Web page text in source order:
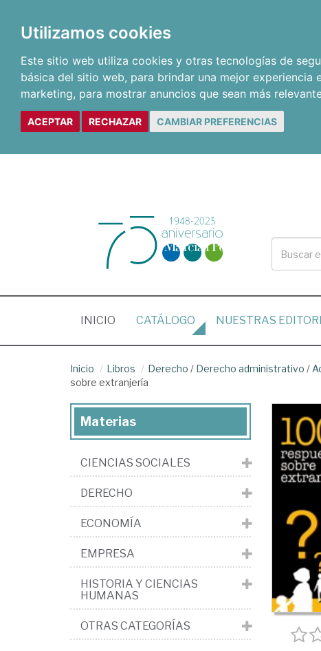
Utilizamos cookies
Este sitio web utiliza cookies y otras tecnologías de
básica del sitio web, para brindar una mejor experiencia
marketing, para mostrar anuncios que sean más
ACEPTAR RECHAZAR CAMBIAR PREFERENCIAS
INICIO (CURRENT)
CATÁLOGO NUESTRAS
Inicio Libros Derecho / Derecho administrativo /
sobre extranjería
Materias
CIENCIAS SOCIALES
DERECHO
ECONOMÍA
EMPRESA
HISTORIA Y CIENCIAS
HUMANAS
OTRAS CATEGORÍAS